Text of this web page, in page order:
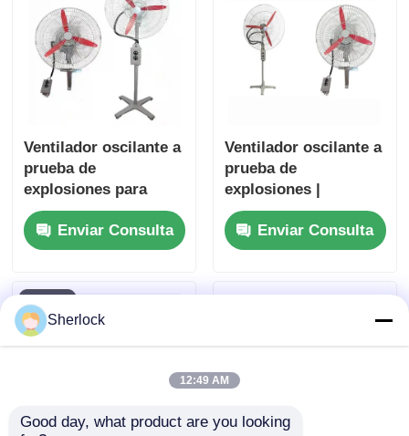
Ventilador oscilante a
prueba de
explosiones para
ubicaciones
peligrosas |
Certificado ATEX
Enviar Consulta
Ventilador oscilante a
prueba de
explosiones |
Ventilador de
refrigeración para
zonas industriales
Enviar Consulta
Sherlock
12:49 AM
Good day, what product are you looking